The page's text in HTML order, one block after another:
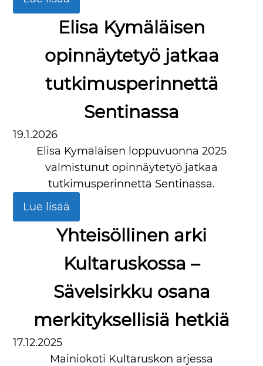
Elisa Kymäläisen
opinnäytetyö jatkaa
tutkimusperinnettä
Sentinassa
19.1.2026
Elisa Kymäläisen loppuvuonna 2025
valmistunut opinnäytetyö jatkaa
tutkimusperinnettä Sentinassa.
Lue lisää
Yhteisöllinen arki
Kultaruskossa –
Sävelsirkku osana
merkityksellisiä hetkiä
17.12.2025
Mainiokoti Kultaruskon arjessa